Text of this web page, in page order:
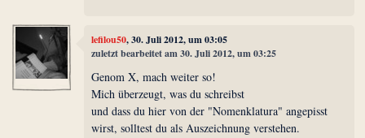
lefilou50, 30. Juli 2012, um 03:05
zuletzt bearbeitet am 30. Juli 2012, um 03:25
Genom X, mach weiter so!
Mich überzeugt, was du schreibst
und dass du hier von der "Nomenklatura" angepisst
wirst, solltest du als Auszeichnung verstehen.